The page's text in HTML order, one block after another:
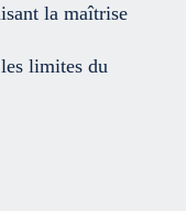
la maîtrise
limites du